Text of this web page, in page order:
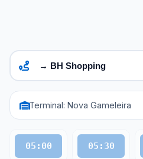
Terminal: Nova Gameleira
05:00 05:30